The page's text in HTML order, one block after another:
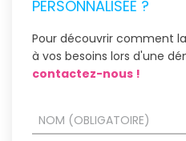
PERSONNALISÉE ?
Pour découvrir comment
à vos besoins lors d'une
contactez-nous !